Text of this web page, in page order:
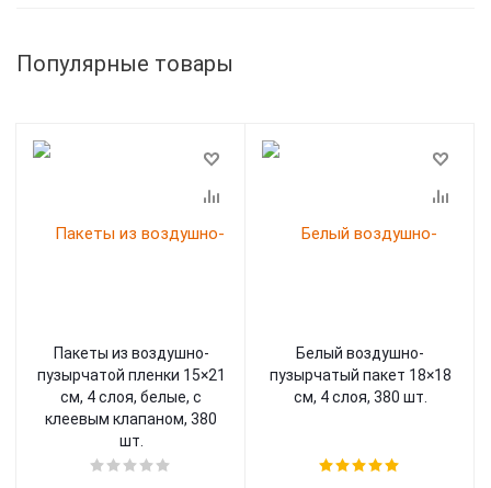
Популярные товары
Пакеты из воздушно-
пузырчатой пленки 15×21
см, 4 слоя, белые, с
клеевым клапаном, 380
шт.
Белый воздушно-
пузырчатый пакет 18×18
см, 4 слоя, 380 шт.